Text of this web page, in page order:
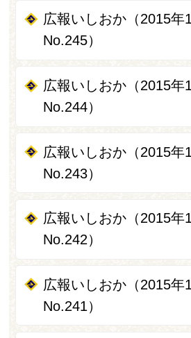
広報いしおか（2015年
No.245）
広報いしおか（2015年
No.244）
広報いしおか（2015年
No.243）
広報いしおか（2015年
No.242）
広報いしおか（2015年
No.241）